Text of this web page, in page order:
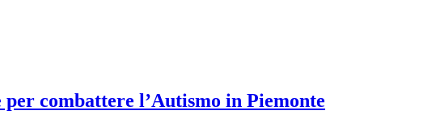
per combattere l’Autismo in Piemonte